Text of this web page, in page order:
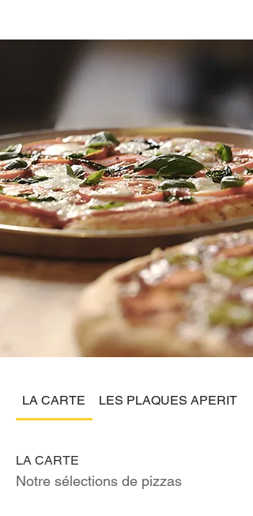
LA CARTE LES PLAQUES APERITIF
LA CARTE
Notre sélections de pizzas